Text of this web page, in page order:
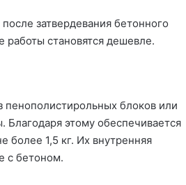
затвердевания бетонного
работы становятся дешевле.
пенополистирольных блоков или
этому обеспечивается
более 1,5 кг. Их внутренняя
с бетоном.